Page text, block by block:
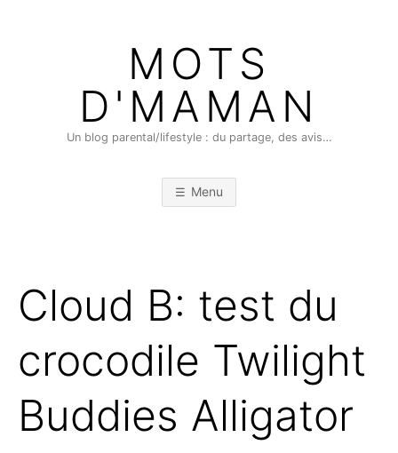
MOTS
D'MAMAN
Un blog parental/lifestyle : du partage, des avis…
Menu
Cloud B: test du
crocodile Twilight
Buddies Alligator